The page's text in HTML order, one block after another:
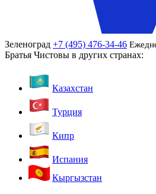
Зеленоград +7 (495) 476-34-46
Братья Чистовы в других странах:
Казахстан
Турция
Кипр
Испания
Кыргызстан